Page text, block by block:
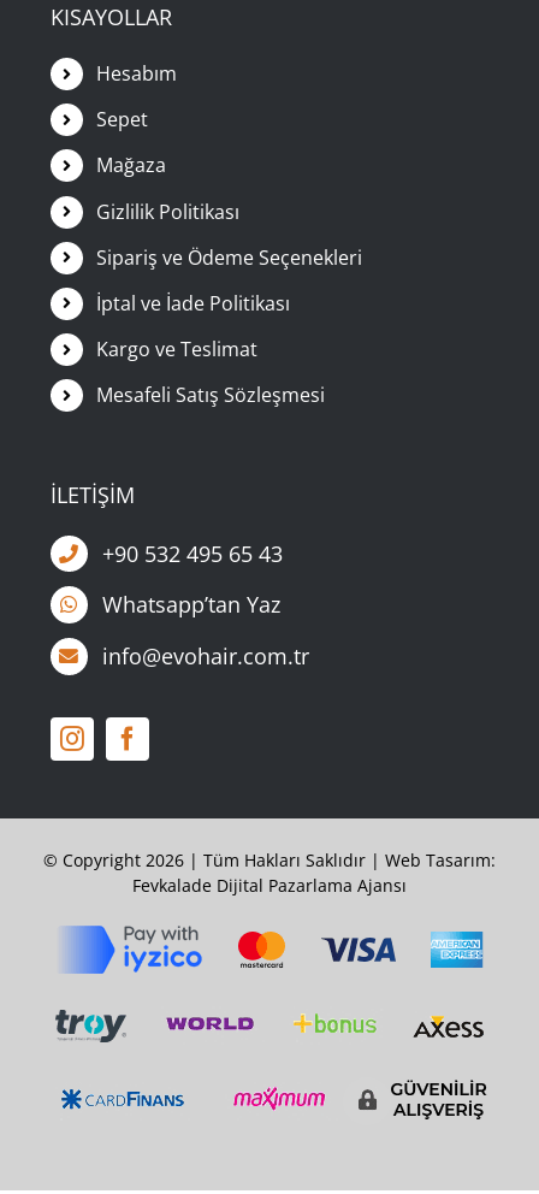
KISAYOLLAR
Hesabım
Sepet
Mağaza
Gizlilik Politikası
Sipariş ve Ödeme Seçenekleri
İptal ve İade Politikası
Kargo ve Teslimat
Mesafeli Satış Sözleşmesi
İLETİŞİM
+90 532 495 65 43
Whatsapp’tan Yaz
info@evohair.com.tr
© Copyright 2026 | Tüm Hakları Saklıdır | Web Tasarım:
Fevkalade Dijital Pazarlama Ajansı